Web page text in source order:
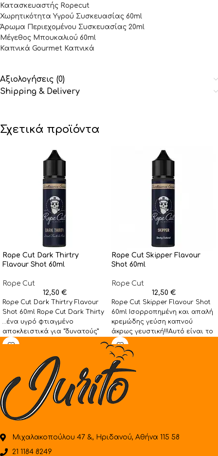
Κατασκευαστής Ropecut
Χωρητικότητα Υγρού Συσκευασίας 60ml
Άρωμα Περιεχομένου Συσκευασίας 20ml
Μέγεθος Μπουκαλιού 60ml
Καπνικά Gourmet Καπνικά
Αξιολογήσεις (0)
Shipping & Delivery
Σχετικά προϊόντα
Rope Cut Dark Thirtry
Flavour Shot 60ml
Rope Cut
12,50 €
Rope Cut Dark Thirtry Flavour
Shot 60ml Rope Cut Dark Thirty
…ένα υγρό φτιαγμένο
αποκλειστικά για “δυνατούς”
καπετάνιους. Ένα πλούσιο
Rope Cut Skipper Flavour
Shot 60ml
Rope Cut
12,50 €
Rope Cut Skipper Flavour Shot
60ml Ισορροπημένη και απαλή
κρεμώδης γεύση καπνού
άκρως γευστική!!!Αυτό είναι το
Skipper της Rope Cut!!
Μιχαλακοπούλου 47 &, Ηριδανού, Αθήνα 115 58
21 1184 8249